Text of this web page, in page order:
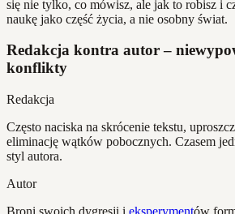
się nie tylko, co mówisz, ale jak to robisz i
naukę jako część życia, a nie osobny świat.
Redakcja kontra autor –
konflikty
Redakcja
Często naciska na skrócenie tekstu,
eliminację wątków pobocznych. Czasem
styl autora.
Autor
Broni swoich dygresji i eksperymentów